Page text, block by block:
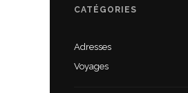
CATÉGORIES
Adresses
Voyages